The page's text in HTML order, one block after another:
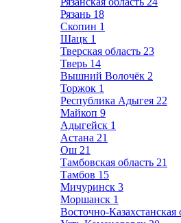
Рязань 18
Скопин 1
Шацк 1
Тверская область 23
Тверь 14
Вышний Волочёк 2
Торжок 1
Республика Адыгея 22
Майкоп 9
Адыгейск 1
Астана 21
Ош 21
Тамбовская область 21
Тамбов 15
Мичуринск 3
Моршанск 1
Восточно-Казахстанская